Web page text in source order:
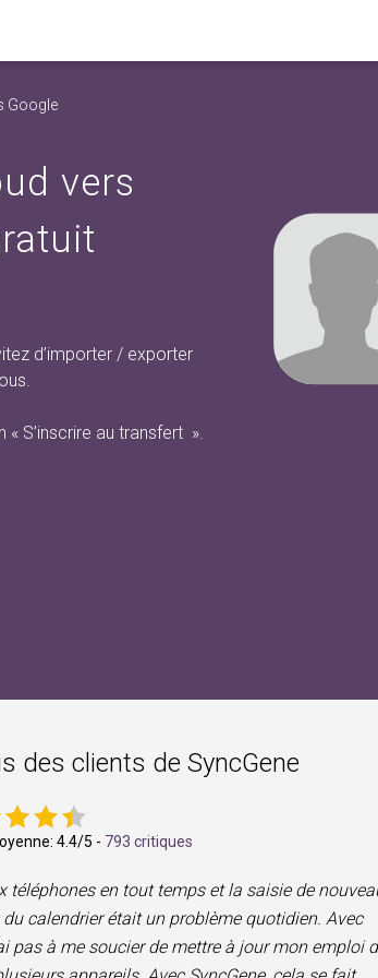
Google
vers
d’importer / exporter
« S’inscrire au transfert ».
des clients de SyncGene
4.4/5 - 793 critiques
téléphones en tout temps et la saisie de
calendrier était un problème quotidien. Avec
pas à me soucier de mettre à jour mon emploi